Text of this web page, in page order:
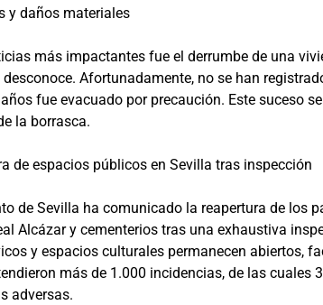
y daños materiales
más impactantes fue el derrumbe de una
Afortunadamente, no se han
fue evacuado por precaución. Este suceso
la borrasca.
de espacios públicos en Sevilla tras inspección
de Sevilla ha comunicado la reapertura de los
Alcázar y cementerios tras una exhaustiva
y espacios culturales permanecen abiertos,
más de 1.000 incidencias, de las cuales
adversas.